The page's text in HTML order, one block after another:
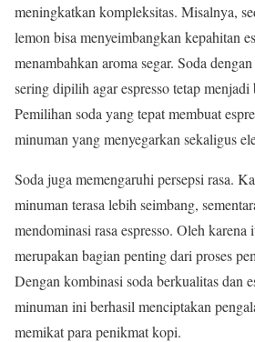
meningkatkan kompleksitas. Misalnya,
lemon bisa menyeimbangkan kepahitan
menambahkan aroma segar. Soda
sering dipilih agar espresso tetap menjadi
Pemilihan soda yang tepat membuat
minuman yang menyegarkan sekaligus
Soda juga memengaruhi persepsi rasa.
minuman terasa lebih seimbang,
mendominasi rasa espresso. Oleh karena
merupakan bagian penting dari proses
Dengan kombinasi soda berkualitas dan
minuman ini berhasil menciptakan
memikat para penikmat kopi.